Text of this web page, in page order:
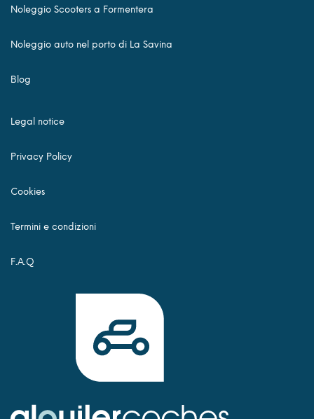
Noleggio Scooters a Formentera
Noleggio auto nel porto di La Savina
Blog
Legal notice
Privacy Policy
Cookies
Termini e condizioni
F.A.Q